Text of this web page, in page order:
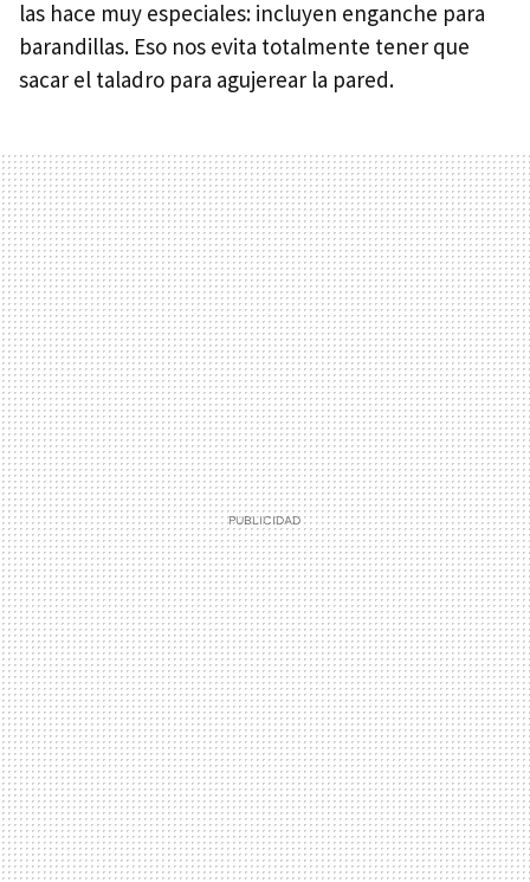
las hace muy especiales: incluyen enganche para
barandillas. Eso nos evita totalmente tener que
sacar el taladro para agujerear la pared.